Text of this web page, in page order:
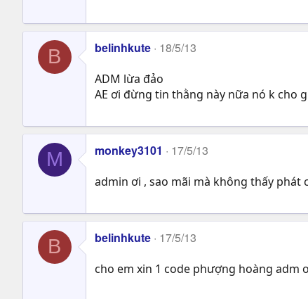
B belinhkute 18/5/13
ADM lừa đảo
AE ơi đừng tin thằng này nữa nó k cho
M monkey3101 17/5/13
admin ơi , sao mãi mà không thấy phát
B belinhkute 17/5/13
cho em xin 1 code phượng hoàng adm